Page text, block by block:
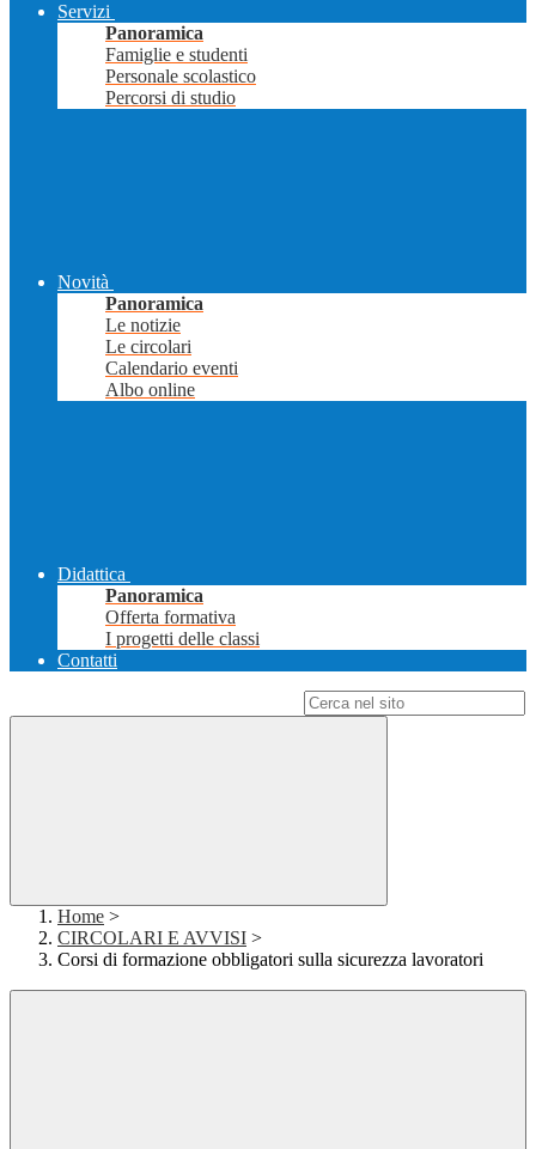
Servizi
Panoramica
Famiglie e studenti
Personale scolastico
Percorsi di studio
Novità
Panoramica
Le notizie
Le circolari
Calendario eventi
Albo online
Didattica
Panoramica
Offerta formativa
I progetti delle classi
Contatti
Home >
CIRCOLARI E AVVISI >
Corsi di formazione obbligatori sulla sicurezza lavoratori